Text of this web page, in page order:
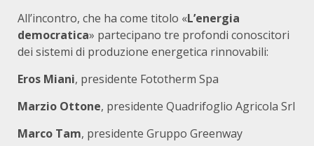
All’incontro, che ha come titolo «L’energia
democratica» partecipano tre profondi conoscitori
dei sistemi di produzione energetica rinnovabili:
Eros Miani, presidente Fototherm Spa
Marzio Ottone, presidente Quadrifoglio Agricola Srl
Marco Tam, presidente Gruppo Greenway